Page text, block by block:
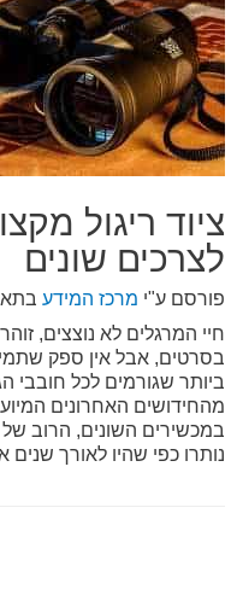
ציוד ריגול
לצרכים שונים
פורסם ע"י מרכז המידע
חיי המרגלים לא נוצצים,
בסרטים, אבל אין ספק
ביותר שגורמים לכל חובבי
מהחידושים האחרונים
במכשירים השונים, הרוב של
נותרו כפי שהיו לאורך